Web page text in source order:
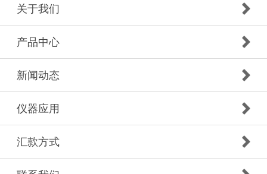
关于我们
产品中心
新闻动态
仪器应用
汇款方式